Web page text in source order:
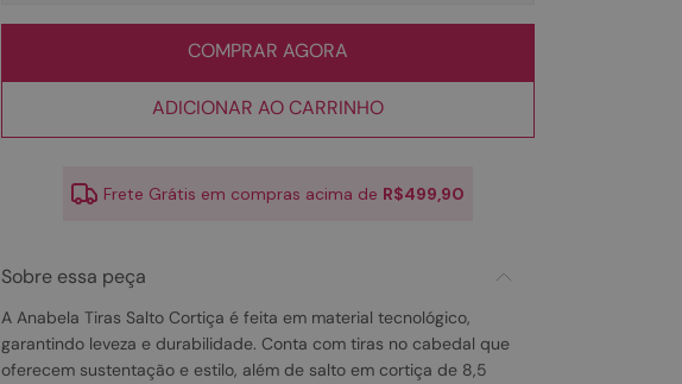
COMPRAR AGORA
ADICIONAR AO CARRINHO
Frete Grátis em compras acima de R$499,90
Sobre essa peça
A Anabela Tiras Salto Cortiça é feita em material tecnológico,
garantindo leveza e durabilidade. Conta com tiras no cabedal que
oferecem sustentação e estilo, além de salto em cortiça de 8,5